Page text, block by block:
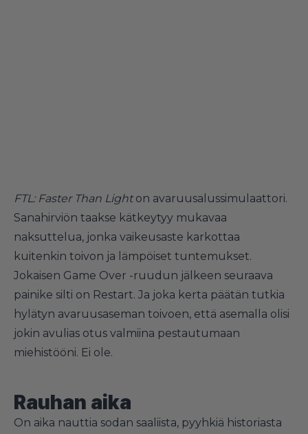
FTL: Faster Than Lighton avaruusalussimulaattori.
Sanahirviön taakse kätkeytyy mukavaa
naksuttelua, jonka vaikeusaste karkottaa
kuitenkin toivon ja lämpöiset tuntemukset.
Jokaisen Game Over -ruudun jälkeen seuraava
painike silti on Restart. Ja joka kerta päätän tutkia
hylätyn avaruusaseman toivoen, että asemalla olisi
jokin avulias otus valmiina pestautumaan
miehistööni. Ei ole.
Rauhan aika
On aika nauttia sodan saaliista, pyyhkiä historiasta